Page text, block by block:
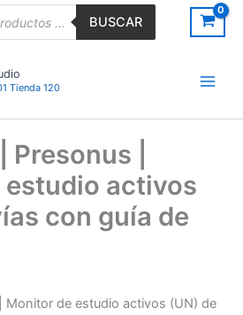
BUSCAR
Tienda 120
Presonus |
activos
con guía de
Monitor de estudio activos (UN) de